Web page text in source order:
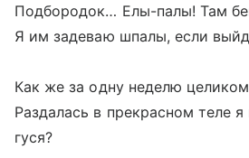
Подбородок… Елы-палы! Там
Я им задеваю шпалы, если
Как же за одну неделю
Раздалась в прекрасном теле я
гуся?